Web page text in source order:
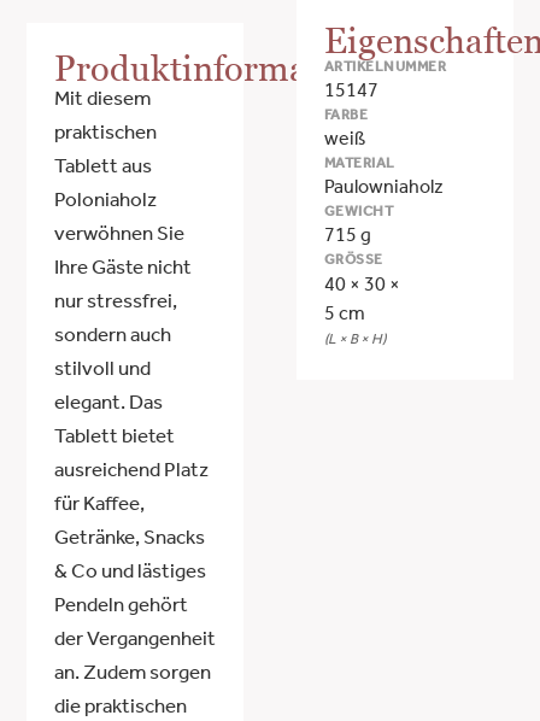
Produktinformationen
Mit diesem
praktischen
Tablett aus
Poloniaholz
verwöhnen Sie
Ihre Gäste nicht
nur stressfrei,
sondern auch
stilvoll und
elegant. Das
Tablett bietet
ausreichend Platz
für Kaffee,
Getränke, Snacks
& Co und lästiges
Pendeln gehört
der Vergangenheit
an. Zudem sorgen
die praktischen
ARTIKELNUMMER
15147
FARBE
weiß
MATERIAL
Paulowniaholz
GEWICHT
715 g
GRÖSSE
40 × 30 ×
5 cm
(L × B × H)